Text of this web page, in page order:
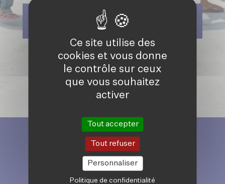
EFFECTUER UN VIREMENT
BANCAIRE
EFFECTUER UN DON RÉCURRENT
JOIN OUR
Ce site utilise des
cookies et vous donne
le contrôle sur ceux
que vous souhaitez
activer
Tout accepter
Tout refuser
Personnaliser
Politique de confidentialité